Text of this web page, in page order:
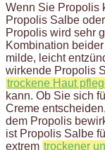
Wenn Sie Propolis
Propolis Salbe
Propolis wird sehr
Kombination
milde, leicht
wirkende Propolis
trockene Haut
kann. Ob Sie sich
Creme
dem Propolis
ist Propolis Salbe
extrem trockener